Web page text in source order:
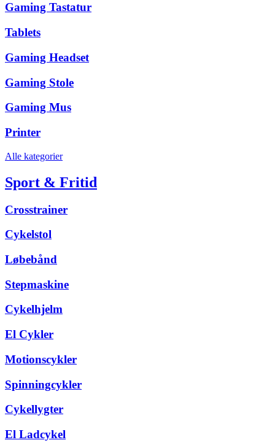
Gaming Tastatur
Tablets
Gaming Headset
Gaming Stole
Gaming Mus
Printer
Alle kategorier
Sport & Fritid
Crosstrainer
Cykelstol
Løbebånd
Stepmaskine
Cykelhjelm
El Cykler
Motionscykler
Spinningcykler
Cykellygter
El Ladcykel